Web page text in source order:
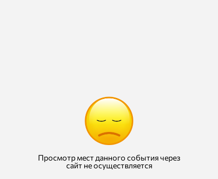
Просмотр мест данного события через
сайт не осуществляется